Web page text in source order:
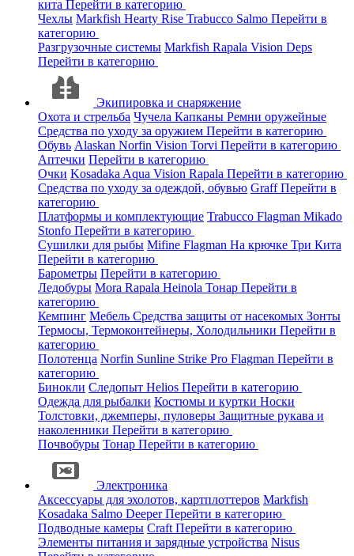
кита Перейти в категорию
Чехлы Markfish Hearty Rise Trabucco Salmo Перейти в
категорию
Разгрузочные системы Markfish Rapala Vision Deps
Перейти в категорию
Экипировка и снаряжение
Охота и стрельба Чучела Капканы Ремни оружейные
Средства по уходу за оружием Перейти в категорию
Обувь Alaskan Norfin Vision Torvi Перейти в категорию
Аптечки Перейти в категорию
Очки Kosadaka Aqua Vision Rapala Перейти в категорию
Средства по уходу за одеждой, обувью GraffПерейти в
категорию
Платформы и комплектующие Trabucco Flagman Mikado
Stonfo Перейти в категорию
Сушилки для рыбы Mifine Flagman На крючке Три Кита
Перейти в категорию
Барометры Перейти в категорию
Ледобуры Mora Rapala Heinola Тонар Перейти в
категорию
Кемпинг Мебель Средства защиты от насекомых Зонты
Термосы, Термоконтейнеры, Холодильники Перейти в
категорию
Полотенца Norfin Sunline Strike Pro Flagman Перейти в
категорию
Бинокли Следопыт Helios Перейти в категорию
Одежда для рыбалки Костюмы и куртки Носки
Толстовки, джемперы, пуловеры Защитные рукава и
наколенники Перейти в категорию
Почвобуры Тонар Перейти в категорию
Электроника
Аксессуары для эхолотов, картплоттеров Markfish
Kosadaka Salmo DeeperПерейти в категорию
Подводные камеры Craft Перейти в категорию
Элементы питания и зарядные устройства Nisus